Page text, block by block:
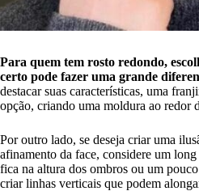
Para quem tem rosto redondo,
certo pode fazer uma grande
destacar suas características, uma
opção, criando uma moldura ao redor
Por outro lado, se deseja criar uma
afinamento da face, considere um
fica na altura dos ombros ou um
criar linhas verticais que podem